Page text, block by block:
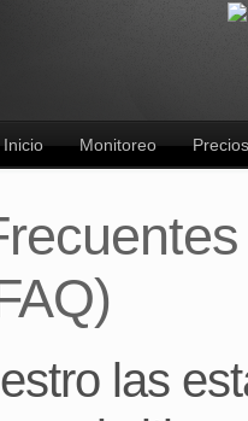
Inicio Monitoreo Precios
las